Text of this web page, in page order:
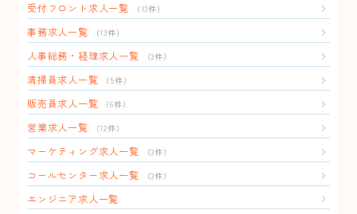
受付フロント求人一覧 （13件）
事務求人一覧 （13件）
人事総務・経理求人一覧 （3件）
清掃員求人一覧 （5件）
販売員求人一覧 （6件）
営業求人一覧 （12件）
マーケティング求人一覧 （3件）
コールセンター求人一覧 （3件）
エンジニア求人一覧